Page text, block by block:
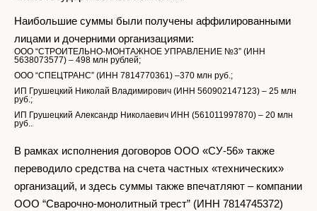
Наибольшие суммы были получены аффилированными
лицами и дочерними организациями:
ООО “СТРОИТЕЛЬНО-МОНТАЖНОЕ УПРАВЛЕНИЕ №3” (ИНН
5638073577) – 498 млн рублей;
ООО “СПЕЦТРАНС”​ (ИНН 7814770361) –370 млн руб.;
ИП Грушецкий Николай Владимирович ​(ИНН 560902147123) – 25 млн
руб.;
ИП Грушецкий Александр Николаевич​ ИНН (561011997870) – 20 млн
руб..
В рамках исполнения договоров ООО «СУ-56» также
переводило средства на счета частных «технических»
организаций, и здесь суммы также впечатляют – компании
ООО “Сварочно-монолитный трест” (ИНН 7814745372)